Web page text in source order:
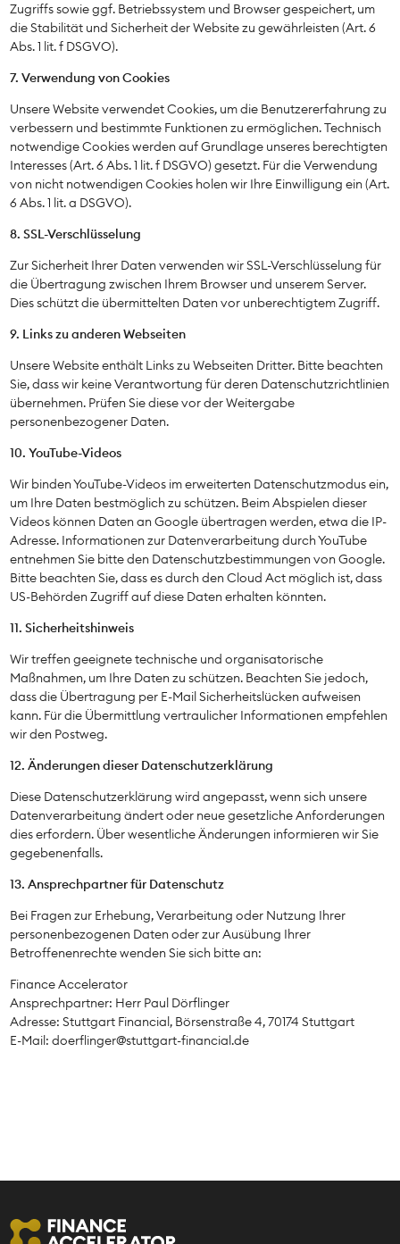
Zugriffs sowie ggf. Betriebssystem und Browser gespeichert, um
die Stabilität und Sicherheit der Website zu gewährleisten (Art. 6
Abs. 1 lit. f DSGVO).
7. Verwendung von Cookies
Unsere Website verwendet Cookies, um die Benutzererfahrung zu
verbessern und bestimmte Funktionen zu ermöglichen. Technisch
notwendige Cookies werden auf Grundlage unseres berechtigten
Interesses (Art. 6 Abs. 1 lit. f DSGVO) gesetzt. Für die Verwendung
von nicht notwendigen Cookies holen wir Ihre Einwilligung ein (Art.
6 Abs. 1 lit. a DSGVO).
8. SSL-Verschlüsselung
Zur Sicherheit Ihrer Daten verwenden wir SSL-Verschlüsselung für
die Übertragung zwischen Ihrem Browser und unserem Server.
Dies schützt die übermittelten Daten vor unberechtigtem Zugriff.
9. Links zu anderen Webseiten
Unsere Website enthält Links zu Webseiten Dritter. Bitte beachten
Sie, dass wir keine Verantwortung für deren Datenschutzrichtlinien
übernehmen. Prüfen Sie diese vor der Weitergabe
personenbezogener Daten.
10. YouTube-Videos
Wir binden YouTube-Videos im erweiterten Datenschutzmodus ein,
um Ihre Daten bestmöglich zu schützen. Beim Abspielen dieser
Videos können Daten an Google übertragen werden, etwa die IP-
Adresse. Informationen zur Datenverarbeitung durch YouTube
entnehmen Sie bitte den Datenschutzbestimmungen von Google.
Bitte beachten Sie, dass es durch den Cloud Act möglich ist, dass
US-Behörden Zugriff auf diese Daten erhalten könnten.
11. Sicherheitshinweis
Wir treffen geeignete technische und organisatorische
Maßnahmen, um Ihre Daten zu schützen. Beachten Sie jedoch,
dass die Übertragung per E-Mail Sicherheitslücken aufweisen
kann. Für die Übermittlung vertraulicher Informationen empfehlen
wir den Postweg.
12. Änderungen dieser Datenschutzerklärung
Diese Datenschutzerklärung wird angepasst, wenn sich unsere
Datenverarbeitung ändert oder neue gesetzliche Anforderungen
dies erfordern. Über wesentliche Änderungen informieren wir Sie
gegebenenfalls.
13. Ansprechpartner für Datenschutz
Bei Fragen zur Erhebung, Verarbeitung oder Nutzung Ihrer
personenbezogenen Daten oder zur Ausübung Ihrer
Betroffenenrechte wenden Sie sich bitte an:
Finance Accelerator
Ansprechpartner: Herr Paul Dörflinger
Adresse: Stuttgart Financial, Börsenstraße 4, 70174 Stuttgart
E-Mail: doerflinger@stuttgart-financial.de